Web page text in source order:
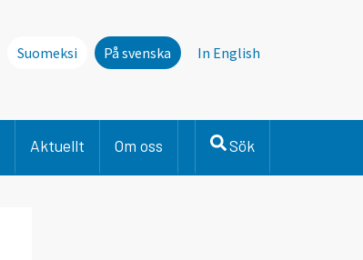
Suomeksi På svenska In English
Aktuellt Om oss Sök